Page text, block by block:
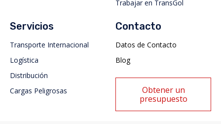
Trabajar en TransGol
Servicios
Transporte Internacional
Logística
Distribución
Cargas Peligrosas
Contacto
Datos de Contacto
Blog
Obtener un
presupuesto